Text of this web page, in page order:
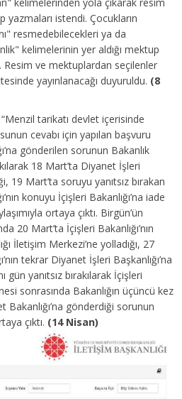
yazmaları istendi. Çocukların
resmedebilecekleri ya da
kelimelerinin yer aldığı mektup
Resim ve mektuplardan seçilenler
yayınlanacağı duyuruldu. (8
“Menzil tarikatı devlet içerisinde
cevabı için yapılan başvuru
gönderilen sorunun Bakanlık
18 Mart’ta Diyanet İşleri
19 Mart’ta soruyu yanıtsız bırakan
konuyu İçişleri Bakanlığı’na iade
ortaya çıktı. Birgün’ün
20 Mart’ta İçişleri Bakanlığı’nın
İletişim Merkezi’ne yolladığı, 27
tekrar Diyanet İşleri Başkanlığı’na
yanıtsız bırakılarak İçişleri
sonrasında Bakanlığın üçüncü kez
Bakanlığı’na gönderdiği sorunun
çıktı. (14 Nisan)